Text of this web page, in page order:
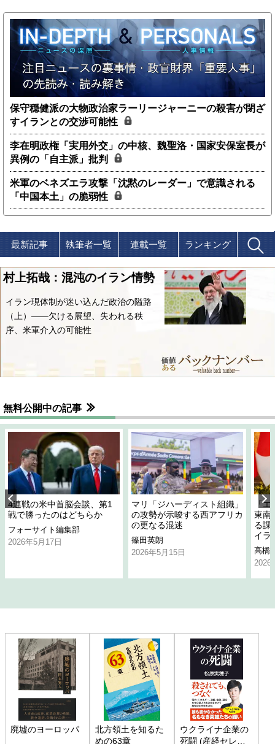
保守穏健派の大物政治家ラーリージャーニーの殺害が閉ざ
すイランとの交渉可能性
李在明政権「実用外交」の中核、魏聖洛・国家安保室長が
異例の「自主派」批判
米軍のベネズエラ攻撃「沈黙のレーダー」で意識される
「中国本土」の脆弱性
最新記事 執筆者一覧 連載一覧 ランキング
村上拓哉：混沌のイラン情勢
イラン現体制が迷い込んだ政治の隘路
（上）――欠ける展望、失われる秩
序、米軍介入の可能性
無料公開中の記事
4連戦の米中首脳会談、第1
戦で勝ったのはどちらか
フォーサイト編集部
2026年5月17日
マリ「ジハーディスト組織」
の攻勢が示唆する西アフリカ
の更なる混迷
篠田英朗
2026年5月15日
「
東南
る課
イラ
高橋
2026
廃墟のヨーロッパ
北方領土を知るた
めの63章
ウクライナ企業の
死闘 (産経セレク